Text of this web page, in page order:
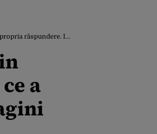
Imagini șocante!
a